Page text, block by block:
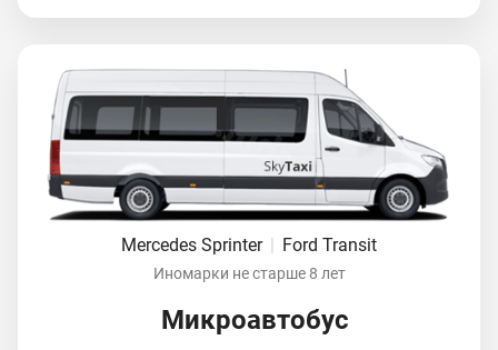
Mercedes Sprinter Ford Transit
Иномарки не старше 8 лет
Микроавтобус